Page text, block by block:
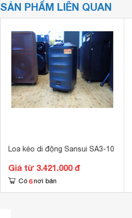
SẢN PHẨM LIÊN QUAN
Loa kéo di động Sansui SA3-10
Giá từ 3.421.000 đ
Có 6 nơi bán